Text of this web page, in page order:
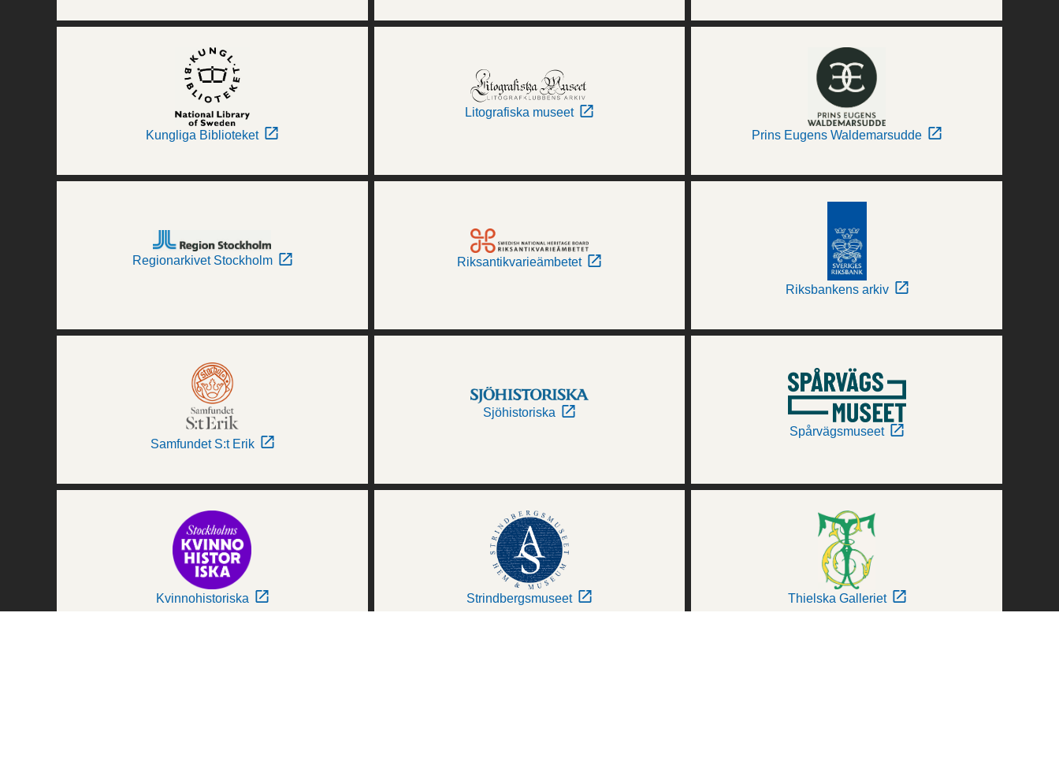
Kungliga Biblioteket
Litografiska museet
Prins Eugens Waldemarsudde
Regionarkivet Stockholm Riksantikvarieämbetet
Riksbankens arkiv
Samfundet S:t Erik
Sjöhistoriska
Spårvägsmuseet
Kvinnohistoriska Strindbergsmuseet Thielska Galleriet